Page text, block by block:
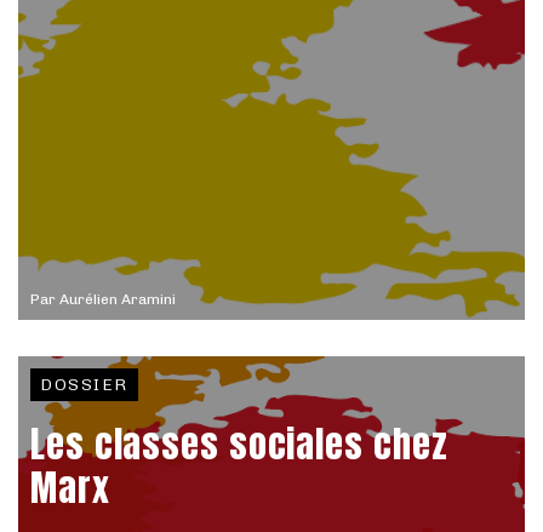
Par Aurélien Aramini
DOSSIER
Les classes sociales chez
Marx